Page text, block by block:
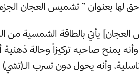
لها بعنوان ” تشميس العجان الجزء
يأتي بالطاقة الشمسية من
وأنه يمنح صاحبه تركيزاً وحالة
وأنه يحول دون تسرب